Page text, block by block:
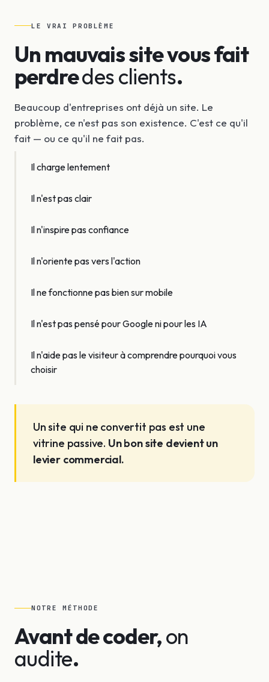
LE VRAI PROBLÈME
Un mauvais site vous fait
perdredes clients.
Beaucoup d'entreprises ont déjà un site. Le
problème, ce n'est pas son existence. C'est ce qu'il
fait — ou ce qu'il ne fait pas.
Il charge lentement
Il n'est pas clair
Il n'inspire pas confiance
Il n'oriente pas vers l'action
Il ne fonctionne pas bien sur mobile
Il n'est pas pensé pour Google ni pour les IA
Il n'aide pas le visiteur à comprendrepourquoi vous
choisir
Un site qui ne convertit pas est une
vitrine passive. Un bon site devient un
levier commercial.
NOTRE MÉTHODE
Avant de coder,on
audite.